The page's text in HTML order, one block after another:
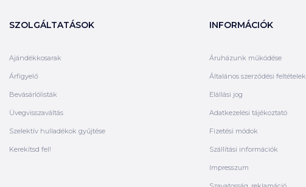
SZOLGÁLTATÁSOK
Ajándékkosarak
Árfigyelő
Bevásárlólisták
Üvegvisszaváltás
Szelektív hulladékok gyűjtése
Kerekítsd fel!
INFORMÁCIÓK
Áruházunk működése
Általános szerződési feltételek
Elállási jog
Adatkezelési tájékoztató
Fizetési módok
Szállítási információk
Impresszum